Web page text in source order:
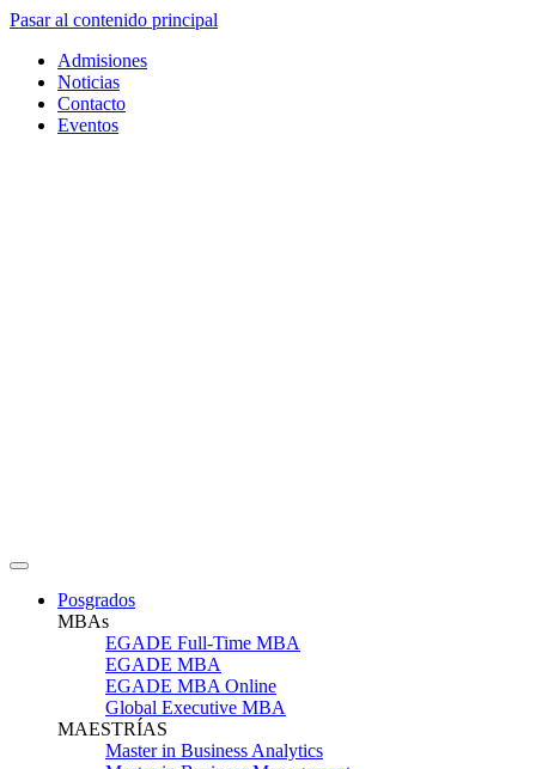
Pasar al contenido principal
Admisiones
Noticias
Contacto
Eventos
Posgrados
MBAs
EGADE Full-Time MBA
EGADE MBA
EGADE MBA Online
Global Executive MBA
MAESTRÍAS
Master in Business Analytics